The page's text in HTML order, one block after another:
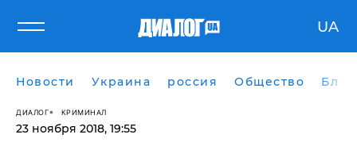
UA
Новости Украина россия Общество
ДИАЛОГ КРИМИНАЛ
23 ноября 2018, 19:55